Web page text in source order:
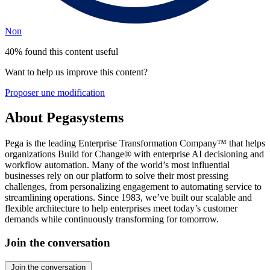
Non
40% found this content useful
Want to help us improve this content?
Proposer une modification
About Pegasystems
Pega is the leading Enterprise Transformation Company™ that helps
organizations Build for Change® with enterprise AI decisioning and
workflow automation. Many of the world’s most influential
businesses rely on our platform to solve their most pressing
challenges, from personalizing engagement to automating service to
streamlining operations. Since 1983, we’ve built our scalable and
flexible architecture to help enterprises meet today’s customer
demands while continuously transforming for tomorrow.
Join the conversation
Join the conversation